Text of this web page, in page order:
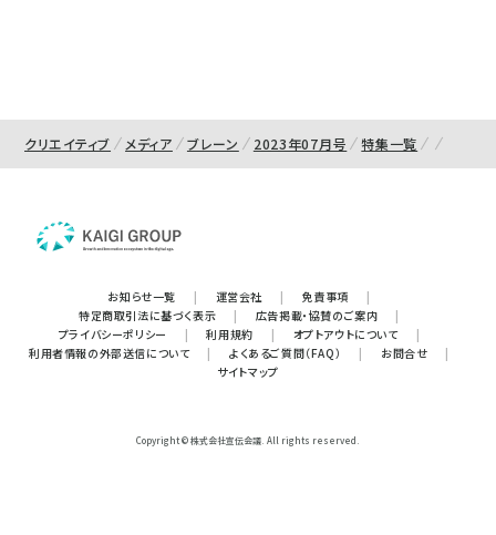
クリエイティブ メディア ブレーン 2023年07月号 特集一覧
お知らせ一覧 | 運営会社 | 免責事項
|
特定商取引法に基づく表示
| 広告掲載・協賛のご案内
|
プライバシーポリシー
| 利用規約 | オプトアウトについて
|
利用者情報の外部送信について
| よくあるご質問（FAQ） | お問合せ
|
サイトマップ
Copyright © 株式会社宣伝会議. All rights reserved.